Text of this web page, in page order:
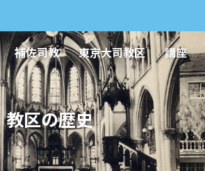
補佐司教 東京大司教区 講座
教区の歴史